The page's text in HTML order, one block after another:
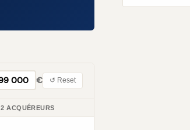
€ ↺ Reset
2 ACQUÉREURS